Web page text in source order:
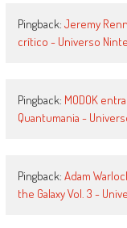
Pingback: Jeremy
crítico - Universo
Pingback: MODOK
Quantumania -
Pingback: Adam
the Galaxy Vol. 3 -